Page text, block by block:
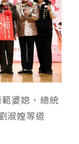
婆媳、總統
淑媓等道